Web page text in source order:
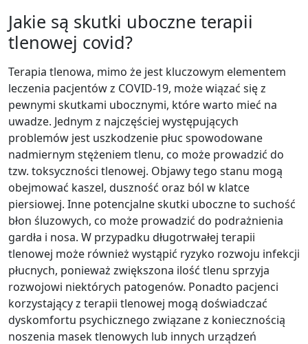
Jakie są skutki uboczne terapii
tlenowej covid?
Terapia tlenowa, mimo że jest kluczowym elementem
leczenia pacjentów z COVID-19, może wiązać się z
pewnymi skutkami ubocznymi, które warto mieć na
uwadze. Jednym z najczęściej występujących
problemów jest uszkodzenie płuc spowodowane
nadmiernym stężeniem tlenu, co może prowadzić do
tzw. toksyczności tlenowej. Objawy tego stanu mogą
obejmować kaszel, duszność oraz ból w klatce
piersiowej. Inne potencjalne skutki uboczne to suchość
błon śluzowych, co może prowadzić do podrażnienia
gardła i nosa. W przypadku długotrwałej terapii
tlenowej może również wystąpić ryzyko rozwoju infekcji
płucnych, ponieważ zwiększona ilość tlenu sprzyja
rozwojowi niektórych patogenów. Ponadto pacjenci
korzystający z terapii tlenowej mogą doświadczać
dyskomfortu psychicznego związane z koniecznością
noszenia masek tlenowych lub innych urządzeń